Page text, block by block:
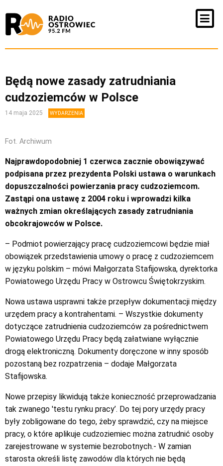
Będą nowe zasady zatrudniania
cudzoziemców w Polsce
14 maja 2025 WYDARZENIA
Fot. Archiwum
Najprawdopodobniej 1 czerwca zacznie obowiązywać
podpisana przez prezydenta Polski ustawa o warunkach
dopuszczalności powierzania pracy cudzoziemcom.
Zastąpi ona ustawę z 2004 roku i wprowadzi kilka
ważnych zmian określających zasady zatrudniania
obcokrajowców w Polsce.
– Podmiot powierzający pracę cudzoziemcowi będzie miał
obowiązek przedstawienia umowy o pracę z cudzoziemcem
w języku polskim – mówi Małgorzata Stafijowska, dyrektorka
Powiatowego Urzędu Pracy w Ostrowcu Świętokrzyskim.
Nowa ustawa usprawni także przepływ dokumentacji między
urzędem pracy a kontrahentami. – Wszystkie dokumenty
dotyczące zatrudnienia cudzoziemców za pośrednictwem
Powiatowego Urzędu Pracy będą załatwiane wyłącznie
drogą elektroniczną. Dokumenty doręczone w inny sposób
pozostaną bez rozpatrzenia – dodaje Małgorzata
Stafijowska.
Nowe przepisy likwidują także konieczność przeprowadzania
tak zwanego 'testu rynku pracy’. Do tej pory urzędy pracy
były zobligowane do tego, żeby sprawdzić, czy na miejsce
pracy, o które aplikuje cudzoziemiec można zatrudnić osoby
zarejestrowane w systemie bezrobotnych.- W zamian
starosta określi listę zawodów dla których nie będą